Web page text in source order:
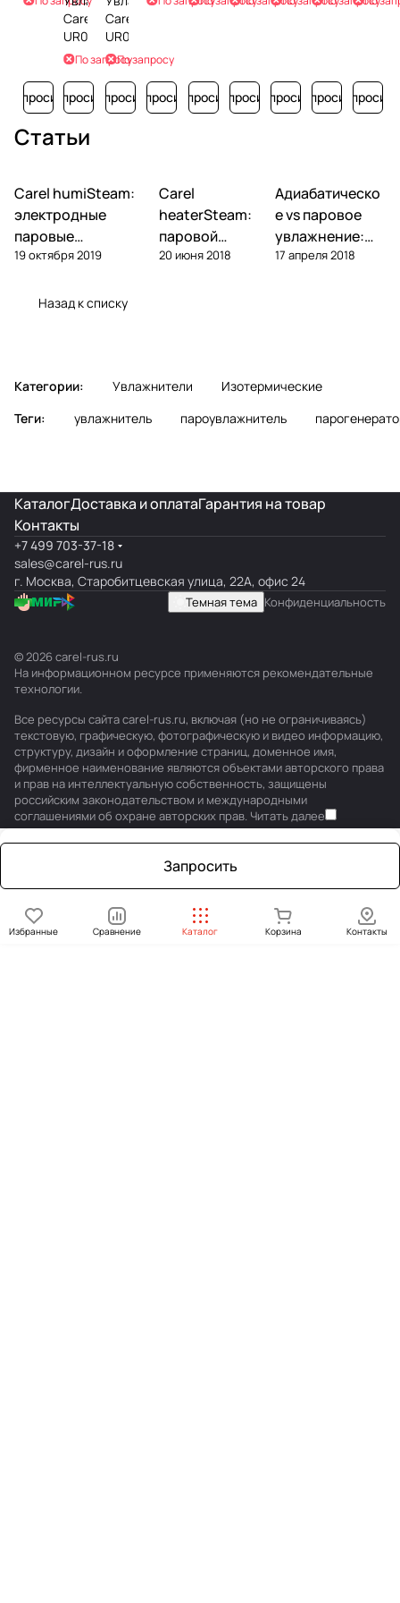
Запросить
Carel
UR040HL204
По запросу
Запросить
Carel
UR040HL104
По запросу
ЗапроситьЗапроситьЗапроситьЗапроситьЗапроситьЗапроситьЗапросить
Статьи
Увлажнение
Carel humiSteam:
электродные
паровые
увлажнители —
обслуживание
19 октября 2019
Увлажнение
Carel
heaterSteam:
паровой
увлажнитель с
20 июня 2018
Увлажнение
Адиабатическо
е vs паровое
увлажнение:
что выбрать
17 апреля 2018
Назад к списку
Запросить
Избранные Сравнение Каталог Корзина Контакты
Категории: Увлажнители
Изотермические
Теги:
увлажнитель пароувлажнитель
КаталогДоставка и оплатаГарантия на товар
Контакты
+7 499 703-37-18
sales@carel-rus.ru
г. Москва, Старобитцевская улица, 22А, офис 24
Темная тема Конфиденциальность
© 2026 carel-rus.ru
На информационном ресурсе применяются рекомендательные
технологии.
Все ресурсы сайта carel-rus.ru, включая (но не ограничиваясь)
текстовую, графическую, фотографическую и видео информацию,
структуру, дизайн и оформление страниц, доменное имя,
фирменное наименование являются объектами авторского права
и прав на интеллектуальную собственность, защищены
российским законодательством и международными
соглашениями об охране авторских прав. Читать далее